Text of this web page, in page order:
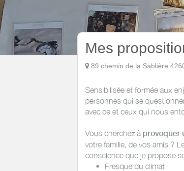
Mes
89 chemin de la Sablière
Sensibilisée et formée aux
personnes qui se
avec ce et ceux qui nous
Vous cherchez à provoquer
votre famille, de vos amis ?
conscience que je propose
Fresque du climat